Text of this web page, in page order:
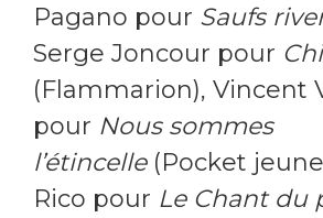
Pagano pour Saufs
Serge Joncour pour
(Flammarion), Vincent
pour Nous sommes
l’étincelle (Pocket
Rico pour Le Chant du